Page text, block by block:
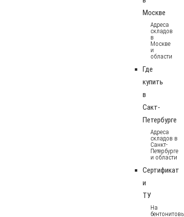
Москве
Адреса
складов
в
Москве
и
области
Где
купить
в
Сакт-
Петербурге
Адреса
складов в
Санкт-
Петербурге
и области
Сертификат
и
ТУ
На